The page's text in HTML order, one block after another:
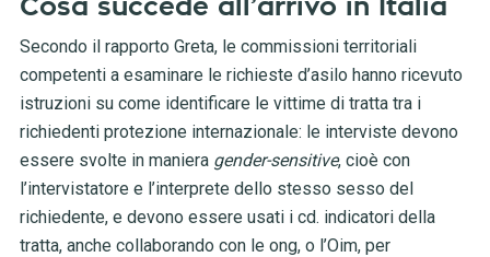
Cosa succede all’arrivo in Italia
Secondo il rapporto Greta, le commissioni territoriali
competenti a esaminare le richieste d’asilo hanno ricevuto
istruzioni su come identificare le vittime di tratta tra i
richiedenti protezione internazionale: le interviste devono
essere svolte in maniera gender-sensitive, cioè con
l’intervistatore e l’interprete dello stesso sesso del
richiedente, e devono essere usati i cd. indicatori della
tratta, anche collaborando con le ong, o l’Oim, per